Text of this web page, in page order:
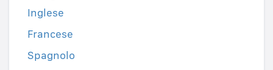
Inglese
Francese
Spagnolo